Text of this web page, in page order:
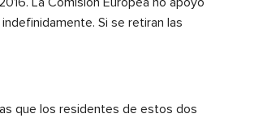
Si se retiran las
que los residentes de estos dos